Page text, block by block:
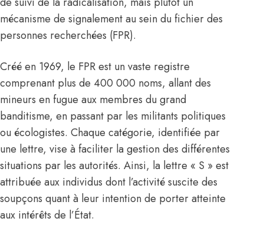
mécanisme de signalement au sein du fichier des
personnes recherchées (FPR).
Créé en 1969, le FPR est un vaste registre
comprenant plus de 400 000 noms, allant des
mineurs en fugue aux membres du grand
banditisme, en passant par les militants politiques
ou écologistes. Chaque catégorie, identifiée par
une lettre, vise à faciliter la gestion des différentes
situations par les autorités. Ainsi, la lettre « S » est
attribuée aux individus dont l’activité suscite des
soupçons quant à leur intention de porter atteinte
aux intérêts de l’État.